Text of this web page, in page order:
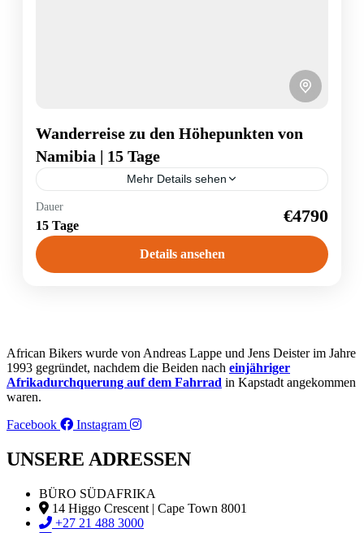
Wanderreise zu den Höhepunkten von
Namibia | 15 Tage
Mehr Details sehen
Namibia
1 Person
Dauer
15 Tage €4790
Details ansehen
African Bikers wurde von Andreas Lappe und Jens Deister im Jahre
1993 gegründet, nachdem die Beiden nach einjähriger
Afrikadurchquerung auf dem Fahrrad in Kapstadt angekommen
waren.
Facebook
Instagram
UNSERE ADRESSEN
BÜRO SÜDAFRIKA
14 Higgo Crescent | Cape Town 8001
+27 21 488 3000